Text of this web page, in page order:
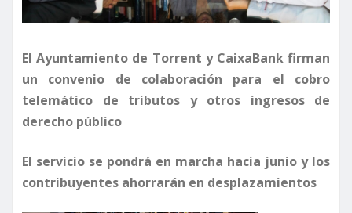
El Ayuntamiento de Torrent y CaixaBank firman
un convenio de colaboración para el cobro
telemático de tributos y otros ingresos de
derecho público
El servicio se pondrá en marcha hacia junio y los
contribuyentes ahorrarán en desplazamientos